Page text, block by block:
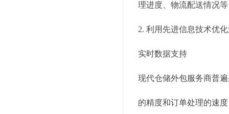
理进度、物流配送情况
2. 利用先进信息技术优
实时数据支持
现代仓储外包服务商普
的精度和订单处理的速